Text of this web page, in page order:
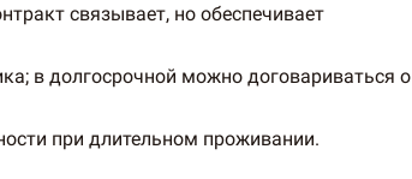
связывает, но обеспечивает
в долгосрочной можно договариваться о
при длительном проживании.